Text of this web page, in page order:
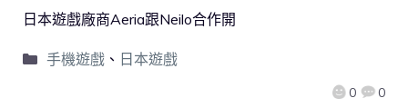
0 0
日本遊戲廠商Aeria跟Neilo合作開
手機遊戲、 日本遊戲